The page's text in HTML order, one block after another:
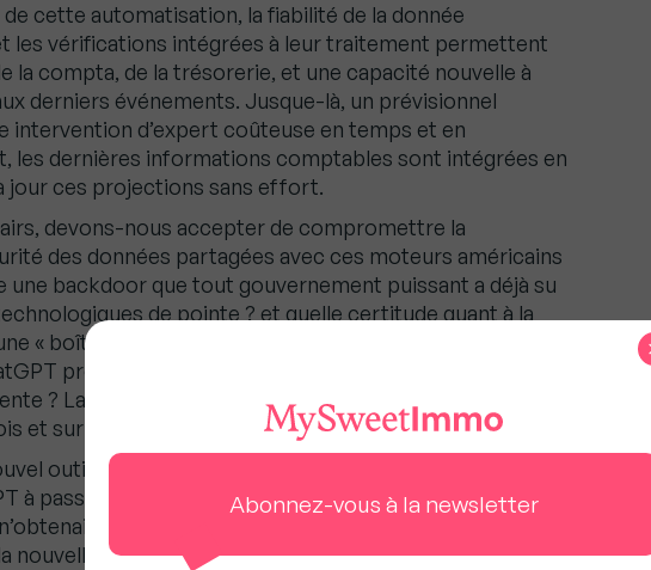
cette automatisation, la fiabilité de la donnée
les vérifications intégrées à leur traitement permettent
la compta, de la trésorerie, et une capacité nouvelle à
derniers événements. Jusque-là, un prévisionnel
intervention d’expert coûteuse en temps et en
les dernières informations comptables sont intégrées en
jour ces projections sans effort.
devons-nous accepter de compromettre la
des données partagées avec ces moteurs américains
une backdoor que tout gouvernement puissant a déjà su
de pointe ? et quelle certitude quant à la
« boîte noire » insondable ? Comment réagir lorsqu’une
propose une analyse différente, sans doute
? La mise à jour des solutions utilisatrices peut
et surtout éclairer les limites de la version précédente.
outil lui-même : on s’esbaudit en décembre 2022 face
à passer le concours du barreau. Seulement 4 mois
qu’un score appartenant au dernier décile des
nouvelle version promet d’être au niveau du premier
Abonnez-vous à la newsletter